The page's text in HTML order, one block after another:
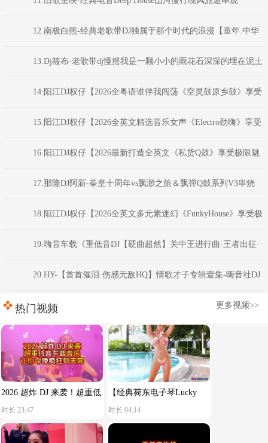
12.南极白熊-经典老歌带DJ独属于那个时代的浪漫【童年.中华
民谣.曼莉.九妹.天涯.少年壮志不言愁】
13.Dj筱布-老歌带dj慢摇我是一颗小小的雨花石深深的埋在泥土
之中FunkyHouse串烧
14.阳江DJ权仔【2026全粤语谁伴我闯荡《空灵鼓原乡鼓》享受
极限魅力车载大碟】
15.阳江DJ权仔【2026全英文精选音乐女声《Electro劲嗨》享受
极限魅力车载大碟】
16.阳江DJ权仔【2026最新打造全英文《私货Q鼓》享受极限魅
力车载大碟】17.那隆DJ阿新-拳皇十周年vs飘渺之旅＆飘弹Q鼓系列V3串烧
18.阳江DJ权仔【2026全英文多元素迷幻《FunkyHouse》享受极
限魅力车载大碟】
19.嗨音车载《重低音DJ【硬曲超然】关中王进行曲·王者出征·
慢到快开车不犯困英文串烧》 河南Dj彦航
20.HY-【首首催泪·伤感无敌HQ】情歌才子专辑壹集-嗨音社DJ
彦航热门视频 更多视频>>
2026 超炸 DJ 来袭！超重低
音车载音乐，让你今晚疯狂
到天亮！
时长 23:47
【经典荷东电子琴Lucky
star】舒服节奏
时长 04:14